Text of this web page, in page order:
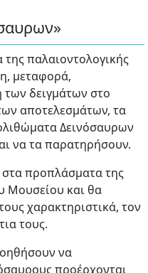
παλαιοντολογικής
μεταφορά,
των δειγμάτων στο
αποτελεσμάτων, τα
Δεινόσαυρων
να τα παρατηρήσουν.
προπλάσματα της
Μουσείου και θα
χαρακτηριστικά, τον
τους.
να
προέρχονται